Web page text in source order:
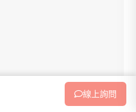
線上詢問